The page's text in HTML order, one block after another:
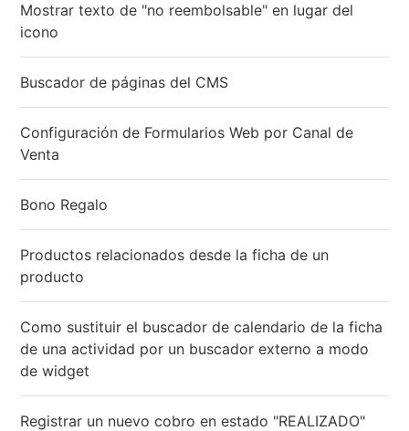
Mostrar texto de "no reembolsable" en lugar del
icono
Buscador de páginas del CMS
Configuración de Formularios Web por Canal de
Venta
Bono Regalo
Productos relacionados desde la ficha de un
producto
Como sustituir el buscador de calendario de la ficha
de una actividad por un buscador externo a modo
de widget
Registrar un nuevo cobro en estado "REALIZADO"